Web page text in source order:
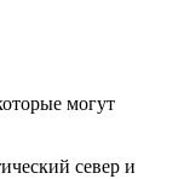
могут
север и